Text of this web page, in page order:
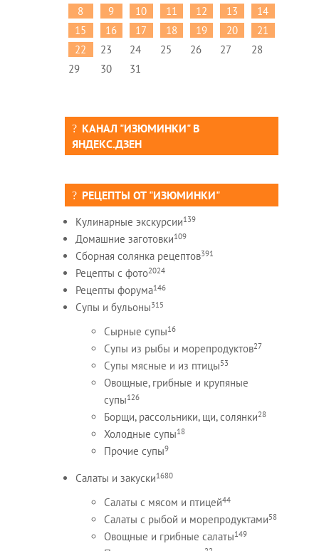
8
9 10 11 12 13
14
15
16 17 18 19 20
21
22
23 24 25 26 27
28
29
30 31
КАНАЛ "ИЗЮМИНКИ" В
ЯНДЕКС.ДЗЕН
РЕЦЕПТЫ ОТ "ИЗЮМИНКИ"
Кулинарные экскурсии139
Домашние заготовки109
Сборная солянка рецептов391
Рецепты c фото2024
Рецепты форума146
Супы и бульоны315
Сырные супы16
Супы из рыбы и морепродуктов27
Супы мясные и из птицы53
Овощные, грибные и крупяные
супы126
Борщи, рассольники, щи, солянки28
Холодные супы18
Прочие супы9
Салаты и закуски1680
Салаты с мясом и птицей44
Салаты с рыбой и морепродуктами58
Овощные и грибные салаты149